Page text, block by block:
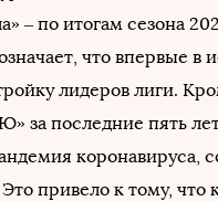
– по итогам сезона
что впервые в
лидеров лиги.
за последние пять
коронавируса,
привело к тому, что